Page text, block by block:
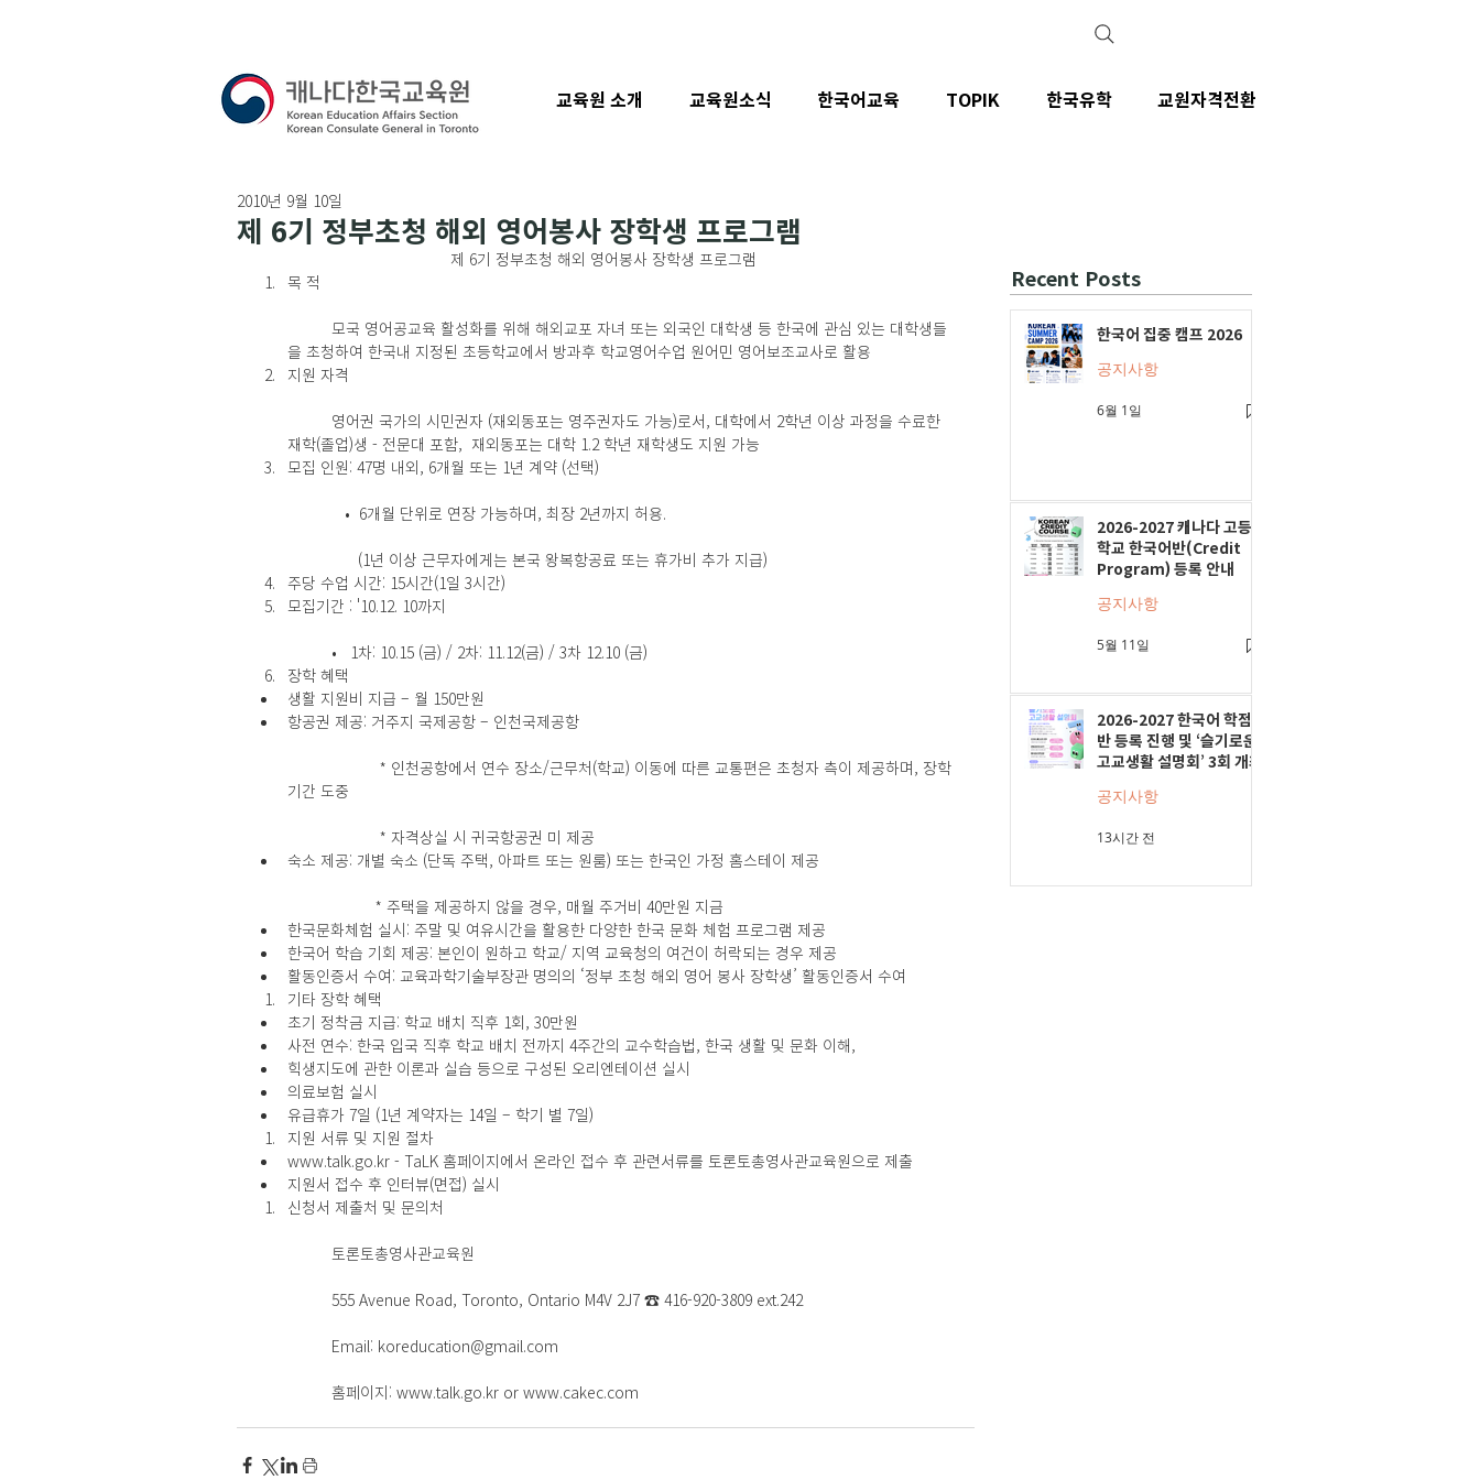
제 6기 정부초청 해외 영어봉사 장학생 프로그램
2010년 9월 10일
제 6기 정부초청 해외 영어봉사 장학생 프로그램
목 적
을 초청하여 한국내 지정된 초등학교에서 방과후 학교영어수업 원어민 영어보조교사로 활용
지원 자격
재학(졸업)생 - 전문대 포함,  재외동포는 대학 1.2 학년 재학생도 지원 가능
모집 인원: 47명 내외, 6개월 또는 1년 계약 (선택)
	   •  6개월 단위로 연장 가능하며, 최장 2년까지 허용.
	      (1년 이상 근무자에게는 본국 왕복항공료 또는 휴가비 추가 지급)
주당 수업 시간: 15시간(1일 3시간)
모집기간 : '10.12. 10까지
	•   1차: 10.15 (금) / 2차: 11.12(금) / 3차 12.10 (금)
장학 혜택
생활 지원비 지급 – 월 150만원
항공권 제공: 거주지 국제공항 – 인천국제공항
기간 도중
		 * 자격상실 시 귀국항공권 미 제공
숙소 제공: 개별 숙소 (단독 주택, 아파트 또는 원룸) 또는 한국인 가정 홈스테이 제공
		* 주택을 제공하지 않을 경우, 매월 주거비 40만원 지금
한국문화체험 실시: 주말 및 여유시간을 활용한 다양한 한국 문화 체험 프로그램 제공
한국어 학습 기회 제공: 본인이 원하고 학교/ 지역 교육청의 여건이 허락되는 경우 제공
활동인증서 수여: 교육과학기술부장관 명의의 ‘정부 초청 해외 영어 봉사 장학생’ 활동인증서 수여
기타 장학 혜택
초기 정착금 지급: 학교 배치 직후 1회, 30만원
사전 연수: 한국 입국 직후 학교 배치 전까지 4주간의 교수학습법, 한국 생활 및 문화 이해,
힉생지도에 관한 이론과 실습 등으로 구성된 오리엔테이션 실시
의료보험 실시
유급휴가 7일 (1년 계약자는 14일 – 학기 별 7일)
지원 서류 및 지원 절차
www.talk.go.kr - TaLK 홈페이지에서 온라인 접수 후 관련서류를 토론토총영사관교육원으로 제출
지원서 접수 후 인터뷰(면접) 실시
신청서 제출처 및 문의처
	토론토총영사관교육원
	555 Avenue Road, Toronto, Ontario M4V 2J7 ☎ 416-920-3809 ext.242
	Email: koreducation@gmail.com
	홈페이지: www.talk.go.kr or www.cakec.com
Recent Posts
한국어 집중 캠프 2026
공지사항
6월 1일
2026-2027 캐나다 고등
학교 한국어반(Credit
Program) 등록 안내
공지사항
5월 11일
2026-2027 한국어 학점
반 등록 진행 및 ‘슬기로운
고교생활 설명회’ 3회 개최
공지사항
13시간 전
교육원 소개 교육원소식 한국어교육 TOPIK 한국유학 교원자격전환